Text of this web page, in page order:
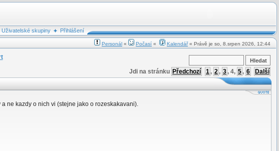
Uživatelské skupiny
Přihlášení
Personál « Počasí « Kalendář« Právě je so, 8.srpen 2026, 12:44
Jdi na stránku Předchozí 1 , 2 , 3 , 4, 5 , 6 Další
ne kazdy o nich vi (stejne jako o rozeskakavani).